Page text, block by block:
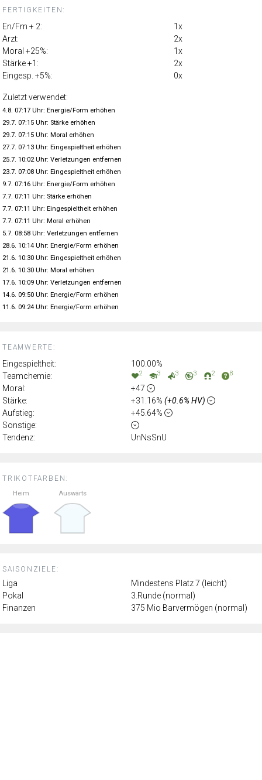
TRIKOTFARBEN:
Heim Auswärts
SAISONZIELE:
Liga
Mindestens Platz 7 (leicht)
Pokal
3.Runde (normal)
Finanzen
375 Mio Barvermögen (normal)
TEAMWERTE:
Eingespieltheit:
100.00%
Teamchemie:
2 3 3 3 2 8
Moral:
+47
Stärke:
+31.16% (+0.6% HV)
Aufstieg:
+45.64%
Sonstige:
Tendenz:
UnNsSnU
FERTIGKEITEN:
En/Fm + 2:
1x
Arzt:
2x
Moral +25%:
1x
Stärke +1:
2x
Eingesp. +5%:
0x
Zuletzt verwendet:
4.8. 07:17 Uhr: Energie/Form erhöhen
29.7. 07:15 Uhr: Stärke erhöhen
29.7. 07:15 Uhr: Moral erhöhen
27.7. 07:13 Uhr: Eingespieltheit erhöhen
25.7. 10:02 Uhr: Verletzungen entfernen
23.7. 07:08 Uhr: Eingespieltheit erhöhen
9.7. 07:16 Uhr: Energie/Form erhöhen
7.7. 07:11 Uhr: Stärke erhöhen
7.7. 07:11 Uhr: Eingespieltheit erhöhen
7.7. 07:11 Uhr: Moral erhöhen
5.7. 08:58 Uhr: Verletzungen entfernen
28.6. 10:14 Uhr: Energie/Form erhöhen
21.6. 10:30 Uhr: Eingespieltheit erhöhen
21.6. 10:30 Uhr: Moral erhöhen
17.6. 10:09 Uhr: Verletzungen entfernen
14.6. 09:50 Uhr: Energie/Form erhöhen
11.6. 09:24 Uhr: Energie/Form erhöhen